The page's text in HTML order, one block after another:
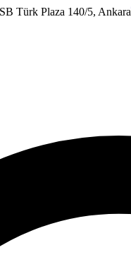
Türk Plaza 140/5, Ankara